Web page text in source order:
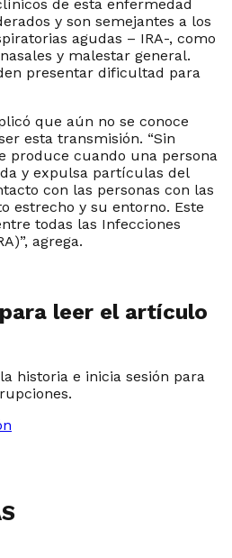
de esta enfermedad
y son semejantes a los
agudas – IRA-, como
y malestar general.
presentar dificultad para
que aún no se conoce
esta transmisión. “Sin
produce cuando una persona
y expulsa partículas del
con las personas con las
estrecho y su entorno. Este
todas las Infecciones
agrega.
leer el artículo
historia e inicia sesión para